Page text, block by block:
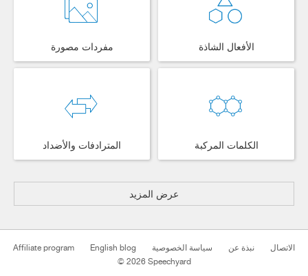
مفردات مصورة الأفعال الشاذة
المترادفات والأضداد الكلمات المركبة
عرض المزيد
Affiliate program English blog سياسة الخصوصية نبذة عن
الاتصال
© 2026 Speechyard